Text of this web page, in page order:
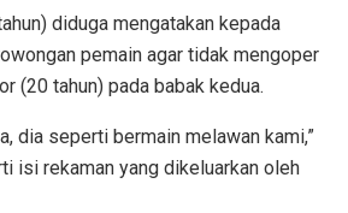
diduga mengatakan kepada
pemain agar tidak mengoper
(20 tahun) pada babak kedua.
dia seperti bermain melawan kami,”
isi rekaman yang dikeluarkan oleh